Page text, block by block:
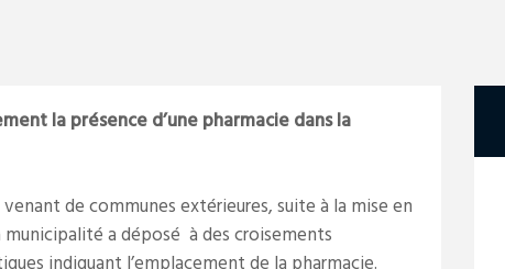
la présence d’une pharmacie dans la
de communes extérieures, suite à la mise en
municipalité a déposé à des croisements